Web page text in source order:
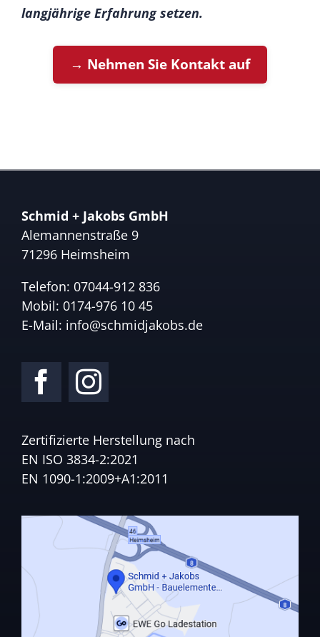
langjährige Erfahrung setzen.
→ Nehmen Sie Kontakt auf
Schmid + Jakobs GmbH
Alemannenstraße 9
71296 Heimsheim
Telefon: 07044-912 836
Mobil: 0174-976 10 45
E-Mail: info@schmidjakobs.de
Zertifizierte Herstellung nach
EN ISO 3834-2:2021
EN 1090-1:2009+A1:2011